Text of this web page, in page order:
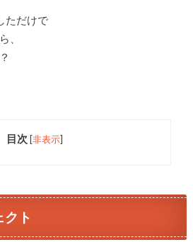
ただけで
、
目次 [非表示]
クト